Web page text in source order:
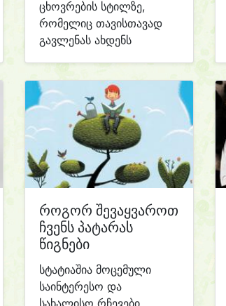
ცხოვრების სტილზე,
რომელიც თავისთავად
გავლენას ახდენს
როგორ შევაყვაროთ
ჩვენს პატარას
წიგნები
სტატიაშია მოცემული
საინტერესო და
სახალისო რჩევები,